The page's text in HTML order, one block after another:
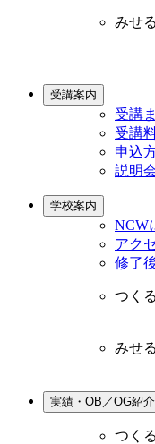
みせる
受講案内
受講
受講
申込
説明
学校案内
NCW
アク
修了
つくる
みせる
実績・OB／OG紹介
つくる